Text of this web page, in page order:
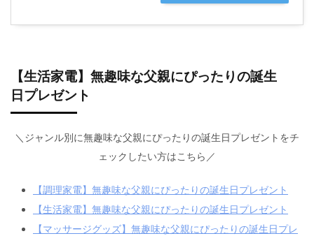
【生活家電】無趣味な父親にぴったりの誕生
日プレゼント
＼ジャンル別に無趣味な父親にぴったりの誕生日プレゼントをチ
ェックしたい方はこちら／
【調理家電】無趣味な父親にぴったりの誕生日プレゼント
【生活家電】無趣味な父親にぴったりの誕生日プレゼント
【マッサージグッズ】無趣味な父親にぴったりの誕生日プレ